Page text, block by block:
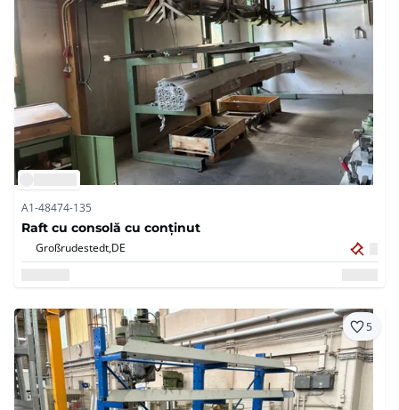
A1-48474-135
Raft cu consolă cu conținut
Großrudestedt,DE
5